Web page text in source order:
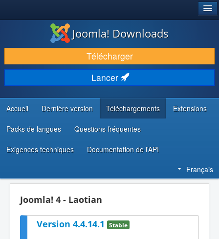
TÉLÉCHARGER & ÉTENDRE
DÉCOUVRIR & APPRENDRE
COMMUNAUTÉ & SUPPORT
RESSOURCES DÉVELOPPEURS
Joomla! Downloads
Télécharger
Lancer
Accueil Dernière version Téléchargements Extensions
Packs de langues Questions fréquentes
Exigences techniques Documentation de l’API
Français
Joomla! 4 - Laotian
Version 4.4.14.1 Stable